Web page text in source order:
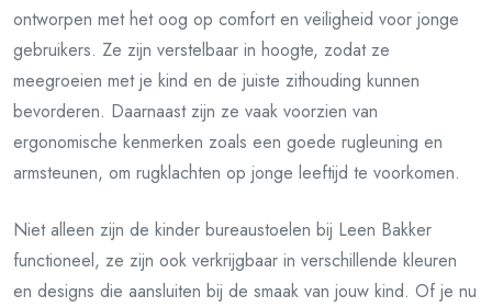
ontworpen met het oog op comfort en veiligheid voor jonge
gebruikers. Ze zijn verstelbaar in hoogte, zodat ze
meegroeien met je kind en de juiste zithouding kunnen
bevorderen. Daarnaast zijn ze vaak voorzien van
ergonomische kenmerken zoals een goede rugleuning en
armsteunen, om rugklachten op jonge leeftijd te voorkomen.
Niet alleen zijn de kinder bureaustoelen bij Leen Bakker
functioneel, ze zijn ook verkrijgbaar in verschillende kleuren
en designs die aansluiten bij de smaak van jouw kind. Of je nu